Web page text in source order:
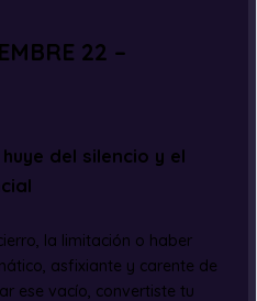
22 –
del silencio y el
la limitación o haber
asfixiante y carente de
ese vacío, convertiste tu